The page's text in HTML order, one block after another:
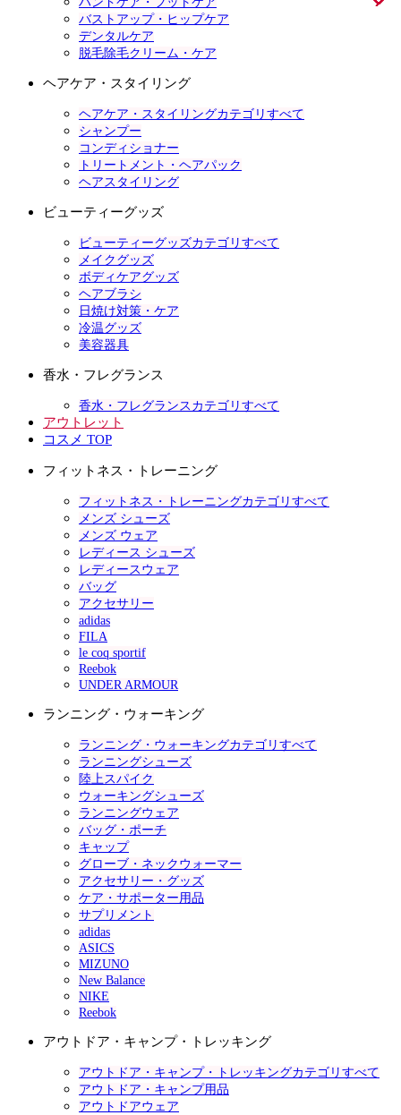
バストアップ・ヒップケア
デンタルケア
脱毛除毛クリーム・ケア
ヘアケア・スタイリング
ヘアケア・スタイリングカテゴリすべて
シャンプー
コンディショナー
トリートメント・ヘアパック
ヘアスタイリング
ビューティーグッズ
ビューティーグッズカテゴリすべて
メイクグッズ
ボディケアグッズ
ヘアブラシ
日焼け対策・ケア
冷温グッズ
美容器具
香水・フレグランス
香水・フレグランスカテゴリすべて
アウトレット
コスメ TOP
フィットネス・トレーニング
フィットネス・トレーニングカテゴリすべて
メンズ シューズ
メンズ ウェア
レディース シューズ
レディースウェア
バッグ
アクセサリー
adidas
FILA
le coq sportif
Reebok
UNDER ARMOUR
ランニング・ウォーキング
ランニング・ウォーキングカテゴリすべて
ランニングシューズ
陸上スパイク
ウォーキングシューズ
ランニングウェア
バッグ・ポーチ
キャップ
グローブ・ネックウォーマー
アクセサリー・グッズ
ケア・サポーター用品
サプリメント
adidas
ASICS
MIZUNO
New Balance
NIKE
Reebok
アウトドア・キャンプ・トレッキング
アウトドア・キャンプ・トレッキングカテゴリすべて
アウトドア・キャンプ用品
アウトドアウェア